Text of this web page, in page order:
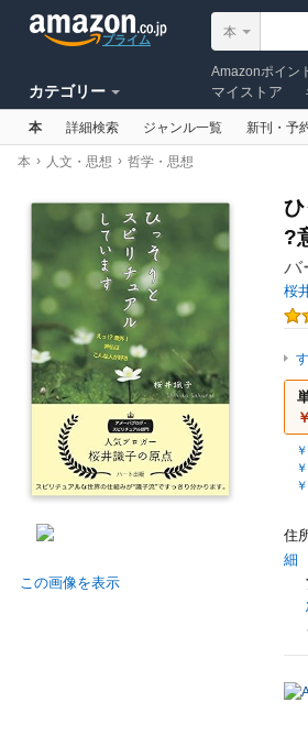
プライム 本
カテゴリー マイストア
Amazonで売
Amazonポイン
本 詳細検索 ジャンル一覧 新刊・予
本 › 人文・思想 › 哲学・思想
この画像を表示
?
バ
桜
住
細